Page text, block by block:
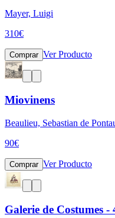
Mayer, Luigi
310€
Comprar Ver Producto
Miovinens
Beaulieu, Sebastian de
90€
Comprar Ver Producto
Galerie de Costumes